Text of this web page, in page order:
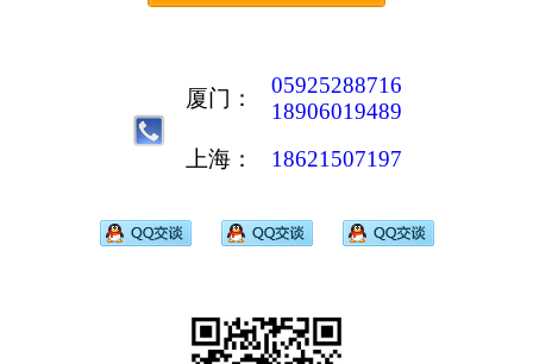
厦门：
05925288716
18906019489
上海：
18621507197